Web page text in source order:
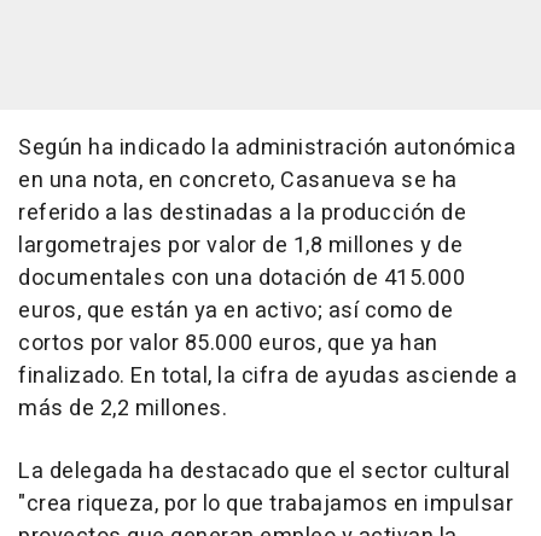
Según ha indicado la administración autonómica
en una nota, en concreto, Casanueva se ha
referido a las destinadas a la producción de
largometrajes por valor de 1,8 millones y de
documentales con una dotación de 415.000
euros, que están ya en activo; así como de
cortos por valor 85.000 euros, que ya han
finalizado. En total, la cifra de ayudas asciende a
más de 2,2 millones.
La delegada ha destacado que el sector cultural
"crea riqueza, por lo que trabajamos en impulsar